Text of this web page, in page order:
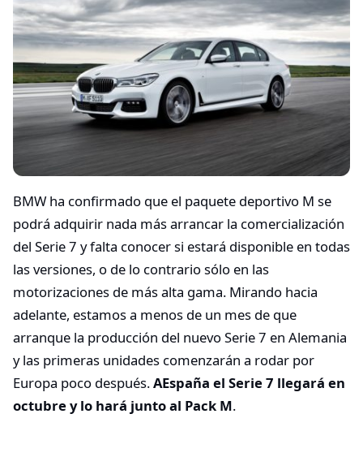
BMW ha confirmado que el paquete deportivo M se
podrá adquirir nada más arrancar la comercialización
del Serie 7 y falta conocer si estará disponible en todas
las versiones, o de lo contrario sólo en las
motorizaciones de más alta gama. Mirando hacia
adelante, estamos a menos de un mes de que
arranque la producción del nuevo Serie 7 en Alemania
y las primeras unidades comenzarán a rodar por
Europa poco después.AEspaña el Serie 7 llegará en
octubre y lo hará junto al Pack M.